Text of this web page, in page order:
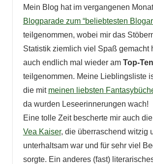
Mein Blog hat im vergangenen
Blogparade zum “beliebtesten
teilgenommen, wobei mir das
Statistik ziemlich viel Spaß gemacht
auch endlich mal wieder am Top-
teilgenommen. Meine Lieblingsliste
die mit meinen liebsten
da wurden Leseerinnerungen wach!
Eine tolle Zeit bescherte mir auch die
Vea Kaiser, die überraschend witzig
unterhaltsam war und für sehr viel
sorgte. Ein anderes (fast)